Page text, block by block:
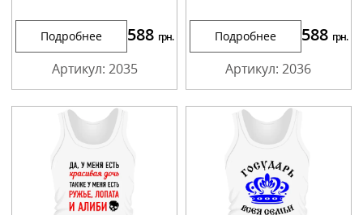
Подробнее 588 грн.
Артикул: 2035
Подробнее 588 грн.
Артикул: 2036